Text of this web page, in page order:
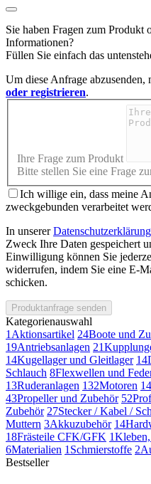
Sie haben Fragen zum Produkt
Informationen?
Füllen Sie einfach das
Um diese Anfrage abzusenden,
oder registrieren.
Ihre Frage zum Produkt
Bitte stellen Sie eine Frage
Ich willige ein, dass meine
zweckgebunden verarbeitet
In unsererDatenschutzerklärung
Zweck Ihre Daten gespeichert
Einwilligung können Sie
widerrufen, indem Sie eine E-
schicken.
Produktanfrage senden
Kategorienauswahl
1 Aktionsartikel 24Boote und
19Antriebsanlagen 21
14Kugellager und Gleitlager 14
Schlauch 8Flexwellen und
13Ruderanlagen 132Motoren 14
43Propeller und Zubehör 52
Zubehör 27Stecker / Kabel /
Muttern 3Akkuzubehör 14
18Frästeile CFK/GFK 1
6Materialien 1 Schmierstoffe 2
Bestseller